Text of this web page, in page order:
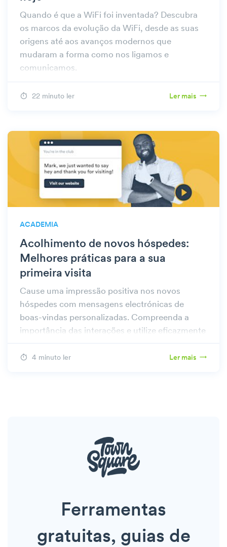
Quando é que a WiFi foi inventada? Descubra
os marcos da evolução da WiFi, desde as suas
origens até aos avanços modernos que
mudaram a forma como nos ligamos e
comunicamos.
22 minuto ler Ler mais
ACADEMIA
Acolhimento de novos hóspedes:
Melhores práticas para a sua
primeira visita
Cause uma impressão positiva nos novos
hóspedes com mensagens electrónicas de
boas-vindas personalizadas. Compreenda a
importância das interações e utilize eficazmente
o nosso modelo de novo hóspede.
4 minuto ler Ler mais
Ferramentas
gratuitas, guias de